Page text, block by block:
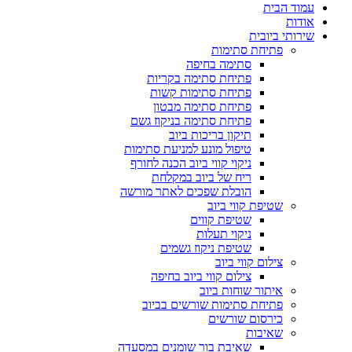
עמוד הבית
אודות
שירותי ביובית
פתיחת סתימות
סתימה בחיפה
פתיחת סתימה בקריות
פתיחת סתימות קשות
פתיחת סתימה מבטון
פתיחת סתימה בניקוז גשם
תיקון בריכות ביוב
טיפול מונע למניעת סתימות
ניקוי קווי ביוב הכנה לחורף
ריח של ביוב במקלחת
הובלת שפכים לאתר מורשה
שטיפת קווי ביוב
שטיפת קווים
ניקוי תעלות
שטיפת ניקוז גשמים
צילום קווי ביוב
צילום קווי ביוב בחיפה
איתור שוחות ביוב
פתיחת סתימות שורשים בביוב
כירסום שורשים
שאיבות
שאיבת בור שומנים במסעדה